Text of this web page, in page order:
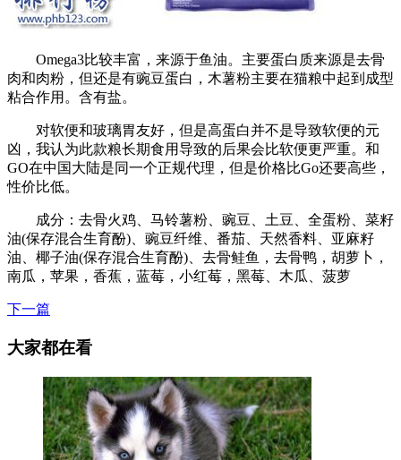
Omega3比较丰富，来源于鱼油。主要蛋白质来源是去骨
肉和肉粉，但还是有豌豆蛋白，木薯粉主要在猫粮中起到成型
粘合作用。含有盐。
对软便和玻璃胃友好，但是高蛋白并不是导致软便的元
凶，我认为此款粮长期食用导致的后果会比软便更严重。和
GO在中国大陆是同一个正规代理，但是价格比Go还要高些，
性价比低。
成分：去骨火鸡、马铃薯粉、豌豆、土豆、全蛋粉、菜籽
油(保存混合生育酚)、豌豆纤维、番茄、天然香料、亚麻籽
油、椰子油(保存混合生育酚)、去骨鲑鱼，去骨鸭，胡萝卜，
南瓜，苹果，香蕉，蓝莓，小红莓，黑莓、木瓜、菠萝
下一篇
大家都在看